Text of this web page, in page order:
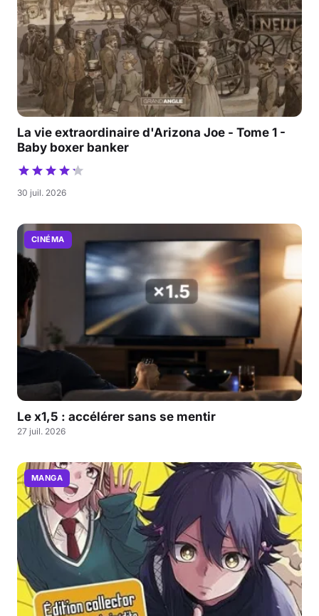
La vie extraordinaire d'Arizona Joe - Tome 1 -
Baby boxer banker
30 juil. 2026
CINÉMA
Le x1,5 : accélérer sans se mentir
27 juil. 2026
MANGA